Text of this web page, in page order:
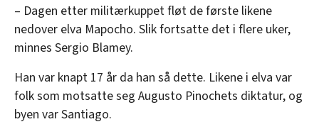
– Dagen etter militærkuppet fløt de første likene
nedover elva Mapocho. Slik fortsatte det i flere uker,
minnes Sergio Blamey.
Han var knapt 17 år da han så dette. Likene i elva var
folk som motsatte seg Augusto Pinochets diktatur, og
byen var Santiago.